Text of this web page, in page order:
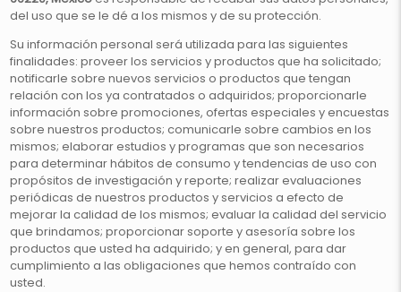
del uso que se le dé a los mismos y de su protección.
Su información personal será utilizada para las siguientes
finalidades: proveer los servicios y productos que ha solicitado;
notificarle sobre nuevos servicios o productos que tengan
relación con los ya contratados o adquiridos; proporcionarle
información sobre promociones, ofertas especiales y encuestas
sobre nuestros productos; comunicarle sobre cambios en los
mismos; elaborar estudios y programas que son necesarios
para determinar hábitos de consumo y tendencias de uso con
propósitos de investigación y reporte; realizar evaluaciones
periódicas de nuestros productos y servicios a efecto de
mejorar la calidad de los mismos; evaluar la calidad del servicio
que brindamos; proporcionar soporte y asesoría sobre los
productos que usted ha adquirido; y en general, para dar
cumplimiento a las obligaciones que hemos contraído con
usted.